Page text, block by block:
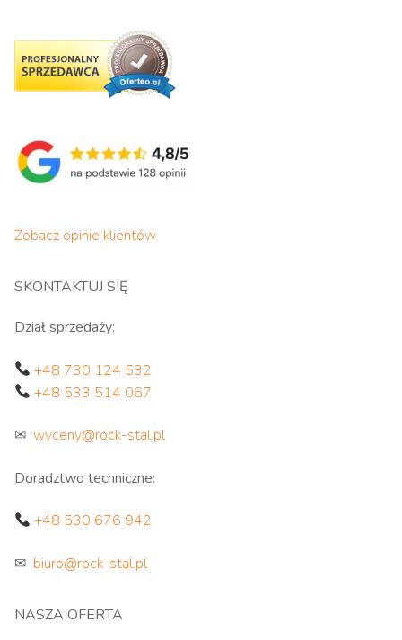
Zobacz opinie klientów
SKONTAKTUJ SIĘ
Dział sprzedaży:
+48 730 124 532
+48 533 514 067
✉ wyceny@rock-stal.pl
Doradztwo techniczne:
+48 530 676 942
✉ biuro@rock-stal.pl
NASZA OFERTA